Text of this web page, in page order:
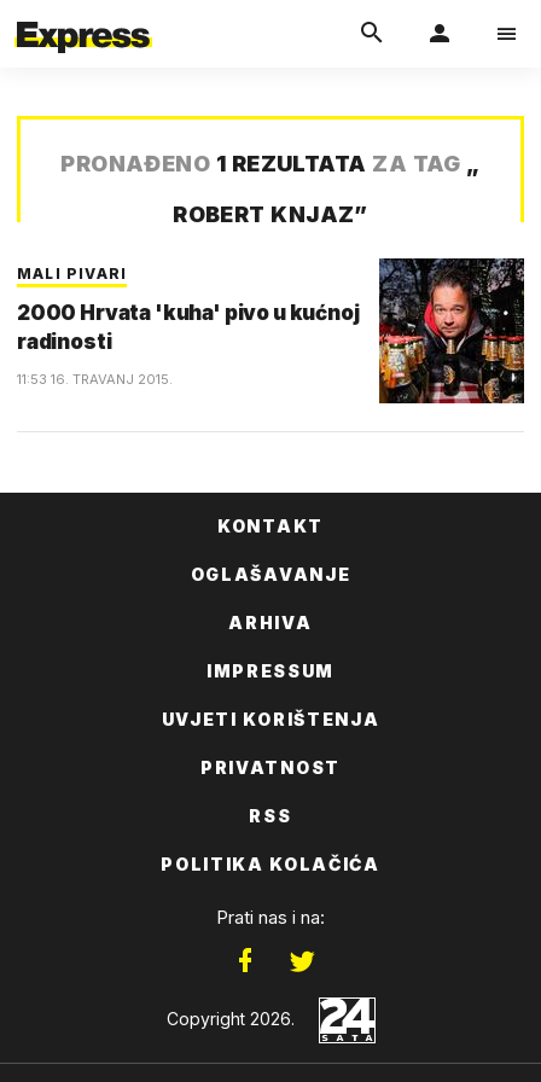
PRONAĐENO 1 REZULTATA ZA TAG „
ROBERT KNJAZ”
MALI PIVARI
2000 Hrvata 'kuha' pivo u kućnoj
radinosti
11:53 16. TRAVANJ 2015.
KONTAKT
OGLAŠAVANJE
ARHIVA
IMPRESSUM
UVJETI KORIŠTENJA
PRIVATNOST
RSS
POLITIKA KOLAČIĆA
Prati nas i na:
Copyright 2026.